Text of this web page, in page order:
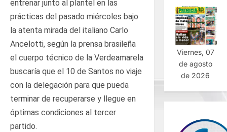
entrenar junto al plantel en las
prácticas del pasado miércoles bajo
la atenta mirada del italiano Carlo
Ancelotti, según la prensa brasileña
el cuerpo técnico de la Verdeamarela
buscaría que el 10 de Santos no viaje
con la delegación para que pueda
terminar de recuperarse y llegue en
óptimas condiciones al tercer
partido.
Viernes, 07
de agosto
de 2026